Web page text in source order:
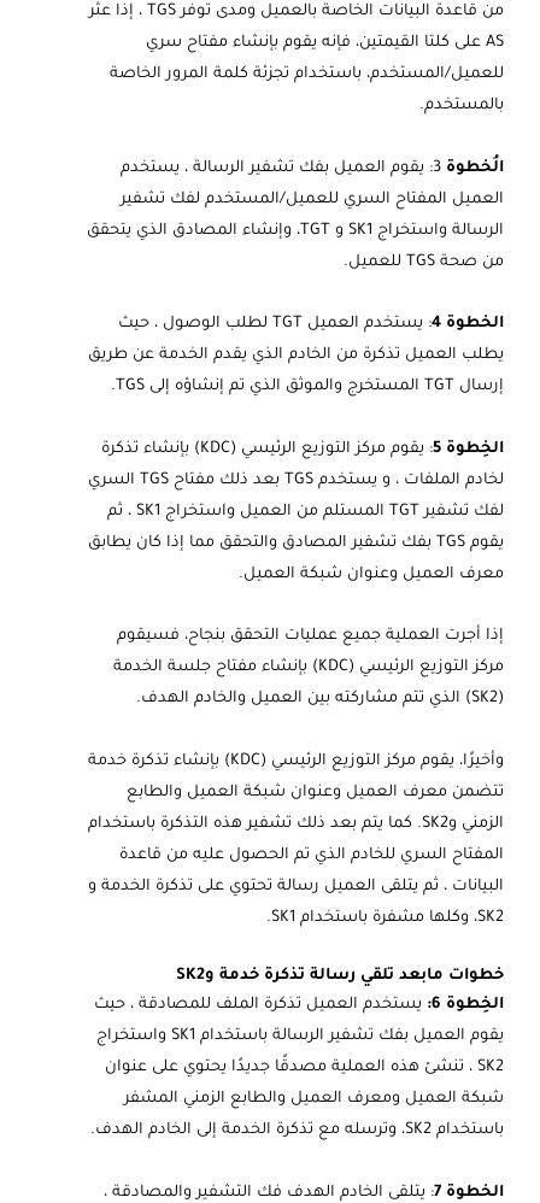
من قاعدة البيانات الخاصة بالعميل ومدى توفر TGS ، إذا عثر
AS على كلتا القيمتين، فإنه يقوم بإنشاء مفتاح سري
للعميل/المستخدم، باستخدام تجزئة كلمة المرور الخاصة
بالمستخدم.
الُخطوة
3: يقوم العميل بفك تشفير الرسالة ، يستخدم
العميل المفتاح السري للعميل/المستخدم لفك تشفير
الرسالة واستخراج SK1 و TGT، وإنشاء المصادق الذي يتحقق
من صحة TGS للعميل.
الخطوة 4
: يستخدم العميل TGT لطلب الوصول ، حيث
يطلب العميل تذكرة من الخادم الذي يقدم الخدمة عن طريق
إرسال TGT المستخرج والموثق الذي تم إنشاؤه إلى TGS.
الخِطوة 5
: يقوم مركز التوزيع الرئيسي (KDC) بإنشاء تذكرة
لخادم الملفات ، و يستخدم TGS بعد ذلك مفتاح TGS السري
لفك تشفير TGT المستلم من العميل واستخراج SK1 ، ثم
يقوم TGS بفك تشفير المصادق والتحقق مما إذا كان يطابق
معرف العميل وعنوان شبكة العميل.
إذا أجرت العملية جميع عمليات التحقق بنجاح، فسيقوم
مركز التوزيع الرئيسي (KDC) بإنشاء مفتاح جلسة الخدمة
(SK2) الذي تتم مشاركته بين العميل والخادم الهدف.
وأخيرًا، يقوم مركز التوزيع الرئيسي (KDC) بإنشاء تذكرة خدمة
تتضمن معرف العميل وعنوان شبكة العميل والطابع
الزمني وSK2. كما يتم بعد ذلك تشفير هذه التذكرة باستخدام
المفتاح السري للخادم الذي تم الحصول عليه من قاعدة
البيانات ، ثم يتلقى العميل رسالة تحتوي على تذكرة الخدمة و
SK2، وكلها مشفرة باستخدام SK1.
خطوات مابعد تلقي رسالة تذكرة خدمة وSK2
الخِطوة 6:
يستخدم العميل تذكرة الملف للمصادقة ، حيث
يقوم العميل بفك تشفير الرسالة باستخدام SK1 واستخراج
SK2 ، تنشئ هذه العملية مصدقًا جديدًا يحتوي على عنوان
شبكة العميل ومعرف العميل والطابع الزمني المشفر
باستخدام SK2، وترسله مع تذكرة الخدمة إلى الخادم الهدف.
الخطوة 7
: يتلقى الخادم الهدف فك التشفير والمصادقة ،